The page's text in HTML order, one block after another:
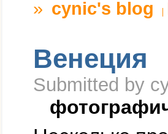
» cynic's blog
Венеция
Submitted by